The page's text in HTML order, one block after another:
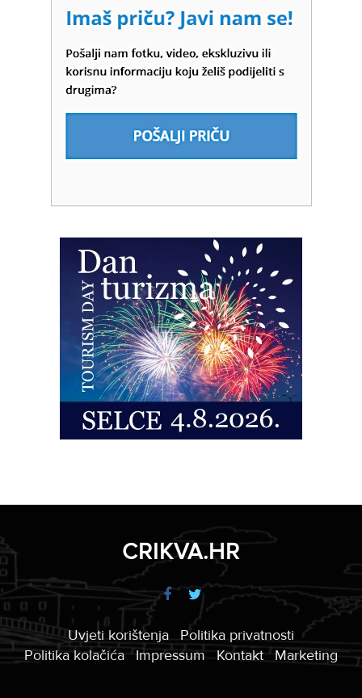
CRIKVA.HR
Uvjeti korištenja
Politika privatnosti
Politika kolačića
Impressum Kontakt Marketing